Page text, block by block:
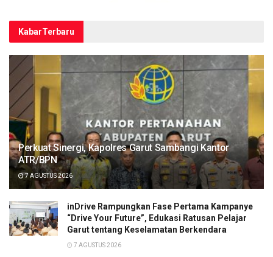
KabarTerbaru
Perkuat Sinergi, Kapolres Garut Sambangi Kantor
ATR/BPN
7 AGUSTUS 2026
inDrive Rampungkan Fase Pertama Kampanye
“Drive Your Future”, Edukasi Ratusan Pelajar
Garut tentang Keselamatan Berkendara
7 AGUSTUS 2026